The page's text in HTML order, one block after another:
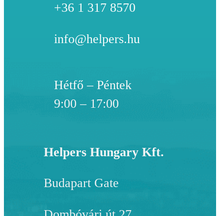
+36 1 317 8570
info@helpers.hu
Hétfő – Péntek
9:00 – 17:00
Helpers Hungary Kft.
Budapart Gate